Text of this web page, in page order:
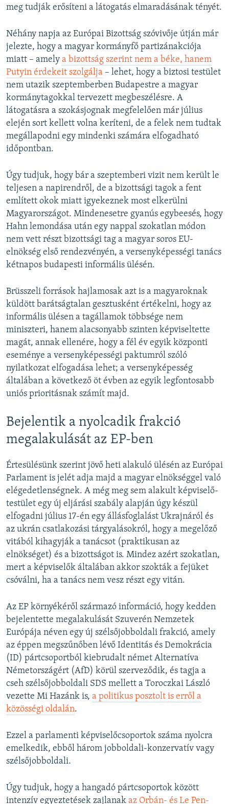
meg tudják erősíteni a látogatás elmaradásának tényét.
Néhány napja az Európai Bizottság szóvivője útján már
jelezte, hogy a magyar kormányfő partizánakciója
miatt – amely a bizottság szerint nem a béke, hanem
Putyin érdekeit szolgálja – lehet, hogy a biztosi testület
nem utazik szeptemberben Budapestre a magyar
kormánytagokkal tervezett megbeszélésre. A
látogatásra a szokásjognak megfelelően már július
elején sort kellett volna keríteni, de a felek nem tudtak
megállapodni egy mindenki számára elfogadható
időpontban.
Úgy tudjuk, hogy bár a szeptemberi vizit nem került le
teljesen a napirendről, de a bizottsági tagok a fent
említett okok miatt igyekeznek most elkerülni
Magyarországot. Mindenesetre gyanús egybeesés, hogy
Hahn lemondása után egy nappal szokatlan módon
nem vett részt bizottsági tag a magyar soros EU-
elnökség első rendezvényén, a versenyképességi tanács
kétnapos budapesti informális ülésén.
Brüsszeli források hajlamosak azt is a magyaroknak
küldött barátságtalan gesztusként értékelni, hogy az
informális ülésen a tagállamok többsége nem
miniszteri, hanem alacsonyabb szinten képviseltette
magát, annak ellenére, hogy a fél év egyik központi
eseménye a versenyképességi paktumról szóló
nyilatkozat elfogadása lehet; a versenyképesség
általában a következő öt évben az egyik legfontosabb
uniós prioritásnak számít majd.
Bejelentik a nyolcadik frakció
megalakulását az EP-ben
Értesülésünk szerint jövő heti alakuló ülésén az Európai
Parlament is jelét adja majd a magyar elnökséggel való
elégedetlenségnek. A még meg sem alakult képviselő-
testület egy új eljárási szabály alapján úgy készül
elfogadni július 17-én egy állásfoglalást Ukrajnáról és
az ukrán csatlakozási tárgyalásokról, hogy a megelőző
vitából kihagyják a tanácsot (praktikusan az
elnökséget) és a bizottságot is. Mindez azért szokatlan,
mert a képviselők általában akkor szokták a fejüket
csóválni, ha a tanács nem vesz részt egy vitán.
Az EP környékéről származó információ, hogy kedden
bejelentette megalakulását Szuverén Nemzetek
Európája néven egy új szélsőjobboldali frakció, amely
az éppen megszűnőben lévő Identitás és Demokrácia
(ID) pártcsoportból kiebrudalt német Alternatíva
Németországért (AfD) körül szerveződik, és tagja a
cseh szélsőjobboldali SDS mellett a Toroczkai László
vezette Mi Hazánk is, a politikus posztolt is erről a
közösségi oldalán.
Ezzel a parlamenti képviselőcsoportok száma nyolcra
emelkedik, ebből három jobboldali-konzervatív vagy
szélsőjobboldali.
Úgy tudjuk, hogy a hangadó pártcsoportok között
intenzív egyeztetések zajlanak az Orbán- és Le Pen-